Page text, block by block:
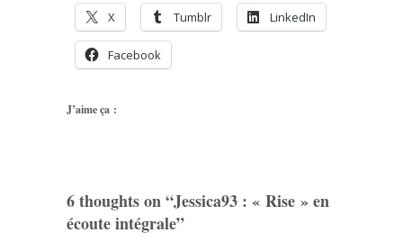
X Tumblr LinkedIn
Facebook
J’aime ça :
6 thoughts on “Jessica93 : « Rise » en
écoute intégrale”